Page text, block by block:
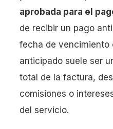
aprobada para el
de recibir un pago
fecha de vencimiento
anticipado suele ser
total de la factura,
comisiones o
del servicio.